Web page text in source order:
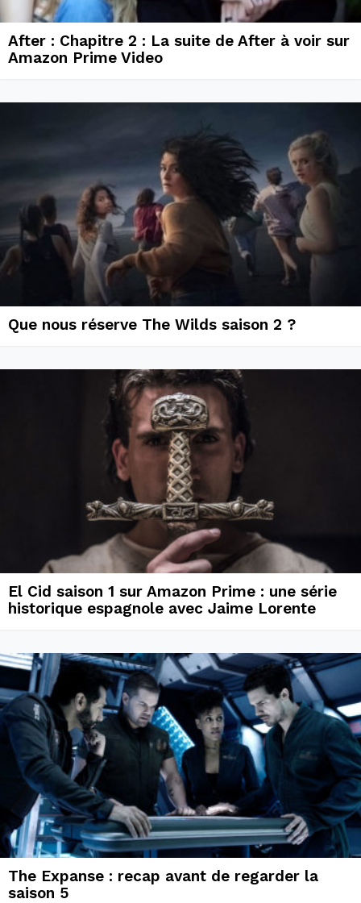
After : Chapitre 2 : La suite de After à voir sur
Amazon Prime Video
Que nous réserve The Wilds saison 2 ?
El Cid saison 1 sur Amazon Prime : une série
historique espagnole avec Jaime Lorente
The Expanse : recap avant de regarder la
saison 5